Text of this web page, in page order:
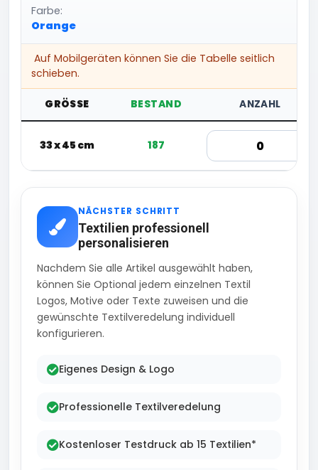
Farbe:
Orange
Auf Mobilgeräten können Sie die Tabelle seitlich
schieben.
GRÖSSE BESTAND ANZAHL
33 x 45 cm 187
NÄCHSTER SCHRITT
Textilien professionell
personalisieren
Nachdem Sie alle Artikel ausgewählt haben,
können Sie Optional jedem einzelnen Textil
Logos, Motive oder Texte zuweisen und die
gewünschte Textilveredelung individuell
konfigurieren.
Eigenes Design & Logo
Professionelle Textilveredelung
Kostenloser Testdruck ab 15 Textilien*